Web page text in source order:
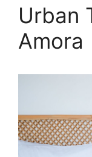
Urban
Amora